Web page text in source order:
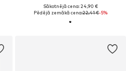
Sākotnējā cena: 24,90 €
Pēdējā zemākā cena:22,41 €-5%